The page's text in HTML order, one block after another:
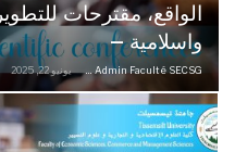
الواقع، مقترحات
واسلامية –
يونيو 22, 2025